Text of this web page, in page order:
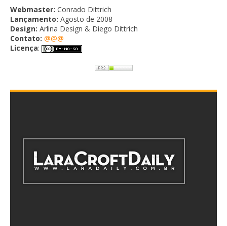
Webmaster: Conrado Dittrich
Lançamento: Agosto de 2008
Design: Arlina Design & Diego Dittrich
Contato: @@@
Licença: